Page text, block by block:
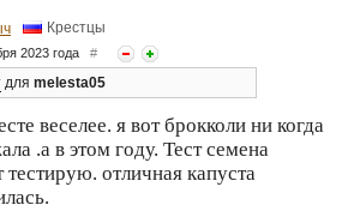
Крестцы
2023 года #
для melesta05
веселее. я вот брокколи ни когда
.а в этом году. Тест семена
тестирую. отличная капуста